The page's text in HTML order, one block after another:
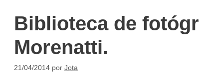
Biblioteca de
Morenatti.
21/04/2014 por Jota